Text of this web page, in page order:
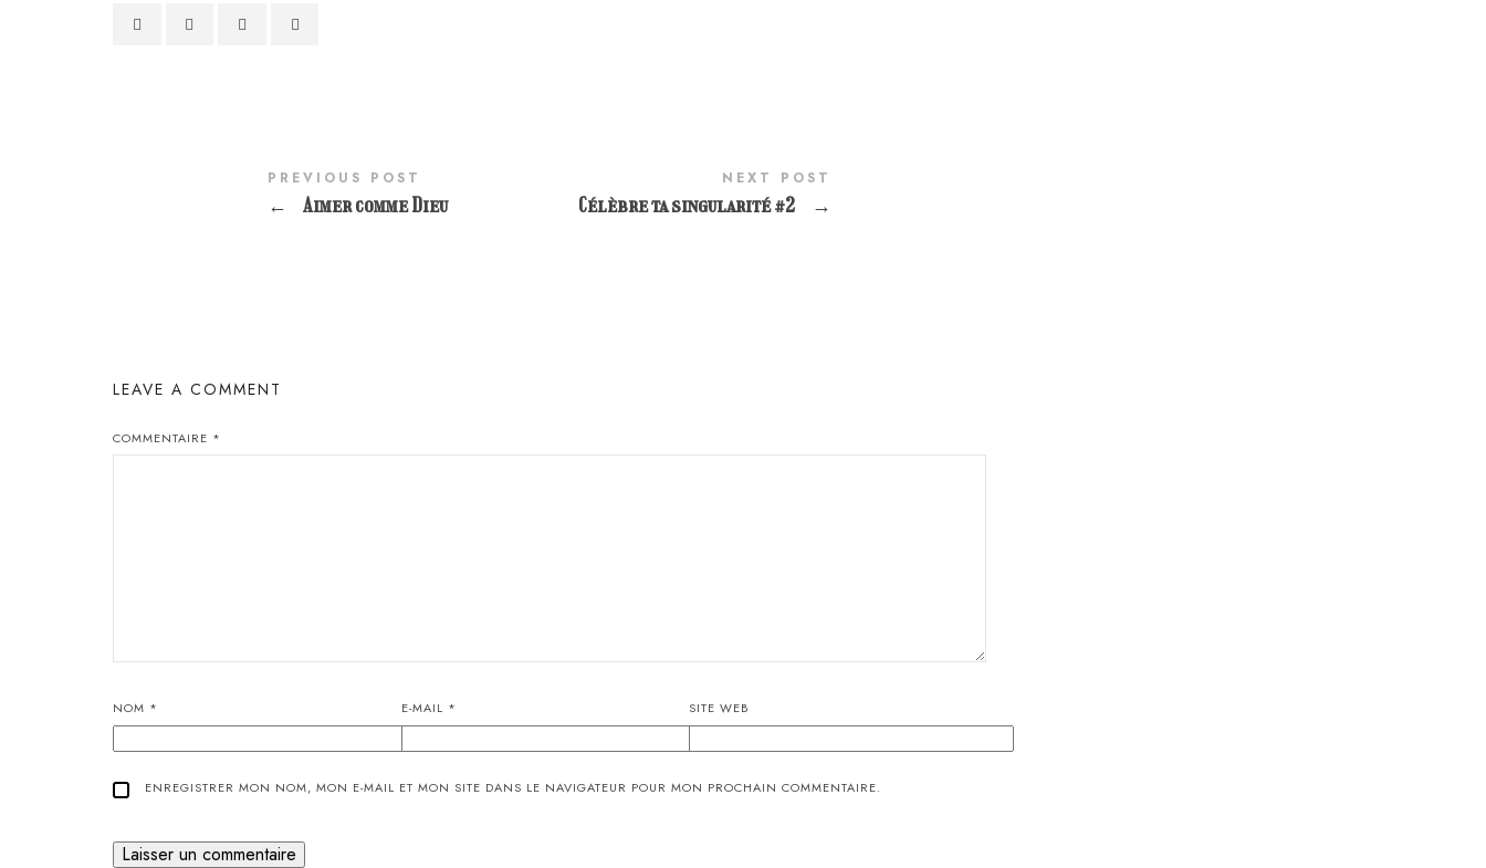
PREVIOUS POST
← Aimer comme Dieu
NEXT POST
Célèbre ta singularité #2 →
LEAVE A COMMENT
COMMENTAIRE *
NOM * E-MAIL * SITE WEB
ENREGISTRER MON NOM, MON E-MAIL ET MON SITE DANS LE NAVIGATEUR POUR MON PROCHAIN COMMENTAIRE.